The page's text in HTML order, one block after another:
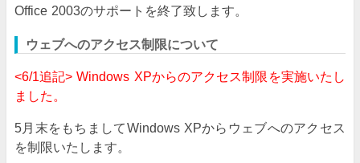
Office 2003のサポートを終了致します。
ウェブへのアクセス制限について
<6/1追記> Windows XPからのアクセス制限を実施いたし
ました。
5月末をもちましてWindows XPからウェブへのアクセス
を制限いたします。